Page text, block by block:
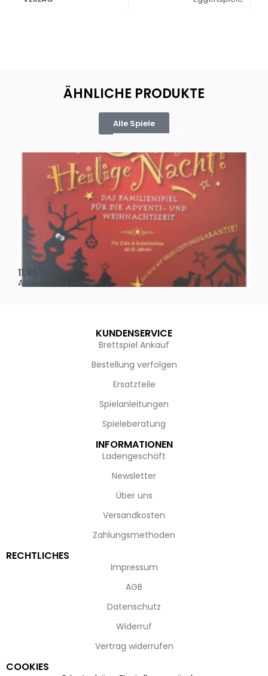
ÄHNLICHE PRODUKTE
Alle Spiele
Oh, heilige Nacht!
11,95
Ausführung wählen
KUNDENSERVICE
Brettspiel Ankauf
Bestellung verfolgen
Ersatzteile
Spielanleitungen
Spieleberatung
INFORMATIONEN
Ladengeschäft
Newsletter
Über uns
Versandkosten
Zahlungsmethoden
RECHTLICHES
Impressum
AGB
Datenschutz
Widerruf
Vertrag widerrufen
COOKIES